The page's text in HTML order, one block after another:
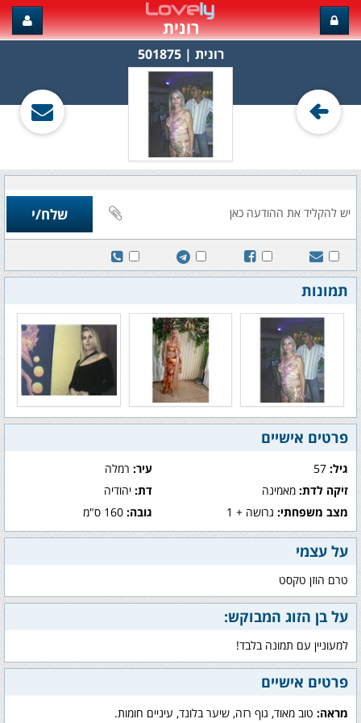
רונית
רונית‏ | 501875
תמונות
פרטים אישיים
גיל: עיר:רמלה
זיקה לדת: מאמינה דת:יהודיה
מצב משפחתי: גרושה + 1 גובה:160 ס"מ
על עצמי
טרם הוזן טקסט
על בן הזוג המבוקש:
למעוניין עם תמונה בלבד!
פרטים אישיים
מראה: טוב מאוד, גוף רזה, שיער בלונד, עיניים חומות.